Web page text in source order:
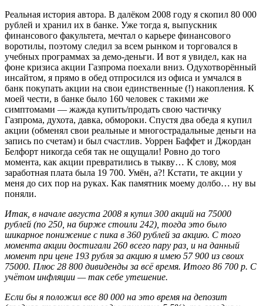
Реальная история автора. В далёком 2008 году я скопил 80 000
рублей и хранил их в банке. Уже тогда я, выпускник
финансового факультета, мечтал о карьере финансового
воротилы, поэтому следил за всем рынком и торговался в
учебных программах за демо-деньги. И вот я увидел, как на
фоне кризиса акции Газпрома поехали вниз. Одухотворённый
инсайтом, я прямо в обед отпросился из офиса и умчался в
банк покупать акции на свои единственные (!) накопления. К
моей чести, в банке было 160 человек с такими же
симптомами — жажда купить/продать свою частичку
Газпрома, духота, давка, обмороки. Спустя два обеда я купил
акции (обменял свои реальные и многострадальные деньги на
запись по счетам) и был счастлив. Уоррен Баффет и Джордан
Белфорт никогда себя так не ощущали! Ровно до того
момента, как акции превратились в тыкву… К слову, моя
заработная плата была 19 700. Умён, а?! Кстати, те акции у
меня до сих пор на руках. Как памятник моему долбо… ну вы
поняли.
Итак, в начале августа 2008 я купил 300 акций на 75000
рублей (по 250, на бирже стоили 242), тогда это было
шикарное понижение с пика в 360 рублей за акцию. С того
момента акции достигали 260 всего пару раз, и на данный
момент при цене 193 рубля за акцию я имею 57 900 из своих
75000. Плюс 28 800 дивиденды за всё время. Итого 86 700 р. С
учётом инфляции — так себе утешение.
Если бы я положил все 80 000 на это время на депозит